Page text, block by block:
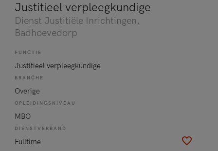
Justitieel verpleegkundige
Dienst Justitiële Inrichtingen,
Badhoevedorp
FUNCTIE
Justitieel verpleegkundige
BRANCHE
Overige
OPLEIDINGSNIVEAU
MBO
DIENSTVERBAND
Fulltime